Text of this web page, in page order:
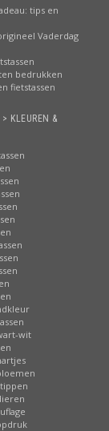
tips en
Vaderdag
bedrukken
fietstassen
KLEUREN &
wit